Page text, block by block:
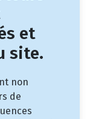
et
site.
non
de